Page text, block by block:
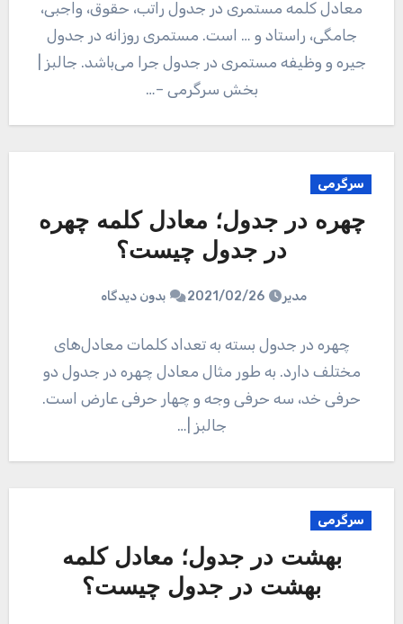
معادل کلمه مستمری در جدول راتب، حقوق، واجبی،
جامگی، راستاد و … است. مستمری روزانه در جدول
جیره و وظیفه مستمری در جدول جرا می‌باشد. جالبز |
بخش سرگرمی –…
سرگرمی
چهره در جدول؛ معادل کلمه چهره
در جدول چیست؟
مدیر 2021/02/26 بدون دیدگاه
چهره در جدول بسته به تعداد کلمات معادل‌های
مختلف دارد. به طور مثال معادل چهره در جدول دو
حرفی خد، سه حرفی وجه و چهار حرفی عارض است.
جالبز |…
سرگرمی
بهشت در جدول؛ معادل کلمه
بهشت در جدول چیست؟